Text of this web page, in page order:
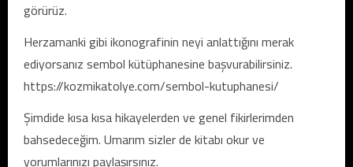
görürüz.
Herzamanki gibi ikonografinin neyi anlattığını merak
ediyorsanız sembol kütüphanesine başvurabilirsiniz.
https://kozmikatolye.com/sembol-kutuphanesi/
Şimdide kısa kısa hikayelerden ve genel fikirlerimden
bahsedeceğim. Umarım sizler de kitabı okur ve
yorumlarınızı paylaşırsınız.